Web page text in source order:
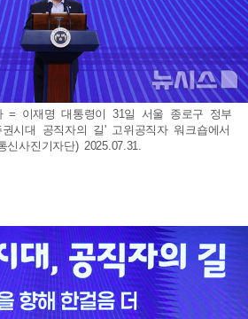
= 이재명 대통령이 31일 서울 종로구 정부
시대 공직자의 길' 고위공직자 워크숍에서
사진기자단) 2025.07.31.